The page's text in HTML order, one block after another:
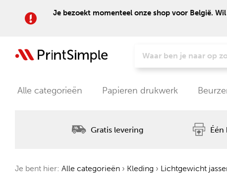
Je bezoekt momenteel onze shop voor België.
Alle categorieën Papieren drukwerk
Gratis levering
Je bent hier: Alle categorieën › Kleding › Lichtgewicht